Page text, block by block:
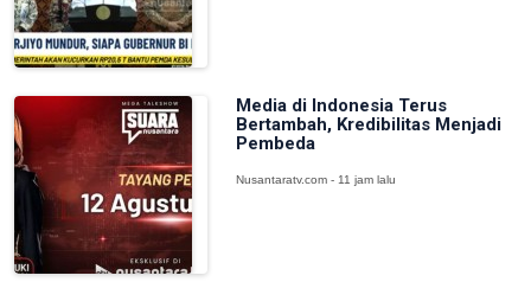
Media di Indonesia Terus
Bertambah, Kredibilitas Menjadi
Pembeda
Nusantaratv.com - 11 jam lalu